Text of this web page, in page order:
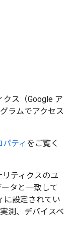
クス（Google ア
ラムでアクセス
ティ をご覧く
ティクスのユ
タと一致して
に設定されてい
実測、デバイスベ